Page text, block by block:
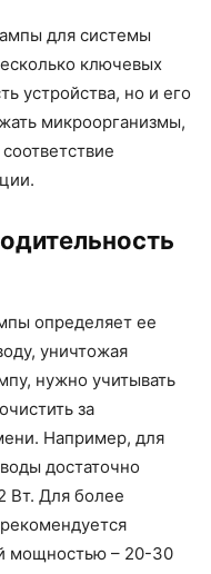
для системы
ключевых
устройства, но и его
микроорганизмы,
определяет ее
уничтожая
нужно учитывать
за
Например, для
достаточно
Вт. Для более
мощностью – 20-30